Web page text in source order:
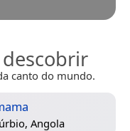
canto do mundo.
Angola